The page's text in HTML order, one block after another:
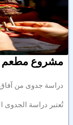
مشروع مطعم
دراسة جدوى من
تُعتبر دراسة الجدوى